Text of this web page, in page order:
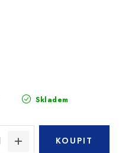
Skladem